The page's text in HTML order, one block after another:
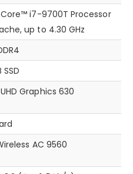
i7-9700T Processor
up to 4.30 GHz
SSD
Graphics 630
AC 9560